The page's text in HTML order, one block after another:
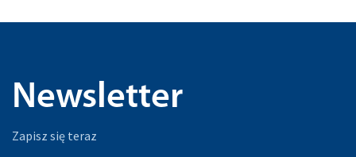
Newsletter
Zapisz się teraz